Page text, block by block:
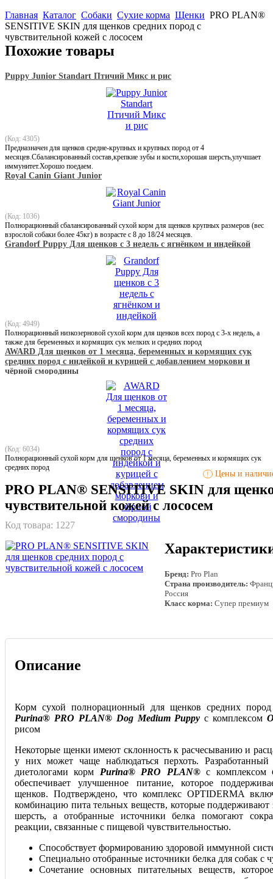
Главная Каталог Собаки Сухие корма Щенки PRO PLAN®
SENSITIVE SKIN для щенков средних пород с
чувствительной кожей с лососем
Похожие товары
Puppy Junior Standart Птичий Микс и рис
(Код: 4305)
Предназначен для щенков средне-крупных и крупных пород от 4
месяцев.Сбалансированный состав,крепкие зубы и кости,хорошая шерсть,улучшает
иммунитет.Хорошо поедаем.
Royal Canin Giant Junior
(Код: 1036)
Полнорационный сбалансированный сухой корм для щенков крупных размеров (вес
взрослой собаки более 45кг) в возрасте с 8 до 18/24 месяцев.
Grandorf Puppy Для щенков с 3 недель с ягнёнком и индейкой
(Код: 4949)
Полнорационный низкозерновой сухой корм для щенков всех пород с 3-х недель, а
также для беременных и кормящих сук мелких и средних пород
AWARD Для щенков от 1 месяца, беременных и кормящих сук
средних пород с индейкой и курицей с добавлением моркови и
чёрной смородины
(Код: 6034)
Полнорационный сухой корм для щенков от 1 месяца, беременных и кормящих сук
средних пород
! Цены и
PRO PLAN® SENSITIVE SKIN для
чувствительной кожей с лососем
Код товара: 1227
Бренд: Pro Plan
Страна производитель:
Россия
Класс корма: Супер премиум
Описание
Корм сухой полнорационный для щенков средних пород
Purina® PRO PLAN® Dog Medium Puppy с комплексом
рисом
Некоторые щенки имеют склонность к расчесыванию и
у них может чаще наблюдаться перхоть.
диетологами корм Purina® PRO PLAN®с комплексом
обеспечивает улучшенное питание, которое
щенков. Подтверждено, что комплекс OPTIDERMA
комбинацию пита тельных веществ, которые поддерживают
шерсть, а отобранные источники белка помогают
реакции, связанные с пищевой чувствительностью.
Способствует формированию здоровой иммунной
Специально отобранные источники белка для собак с
Сочетание основных питательных веществ,